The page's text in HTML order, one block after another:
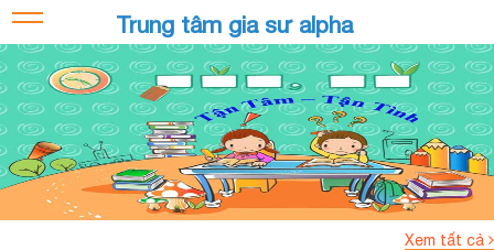
Trung tâm gia sư alpha
Xem tất cả